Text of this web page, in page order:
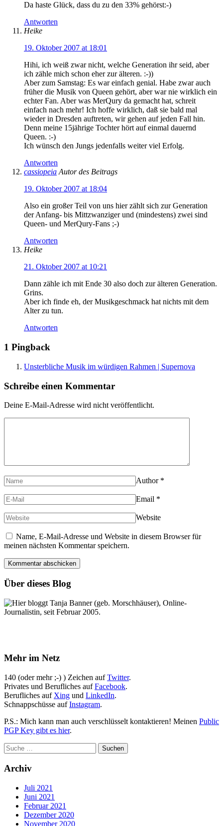
Da haste Glück, dass du zu den 33% gehörst:-)
Antworten
Heike
19. Oktober 2007 at 18:01
Hihi, ich weiß zwar nicht, welche Generation ihr seid, aber
ich zähle mich schon eher zur älteren. :-))
Aber zum Samstag: Es war einfach genial. Habe zwar auch
früher die Musik von Queen gehört, aber war nie wirklich ein
echter Fan. Aber was MerQury da gemacht hat, schreit
einfach nach mehr! Ich hoffe wirklich, daß sie bald mal
wieder in Dresden auftreten, wir gehen auf jeden Fall hin.
Denn meine 15jährige Tochter hört auf einmal dauernd
Queen. :-)
Ich wünsch den Jungs jedenfalls weiter viel Erfolg.
Antworten
cassiopeia Autor des Beitrags
19. Oktober 2007 at 18:04
Also ein großer Teil von uns hier zählt sich zur Generation
der Anfang- bis Mittzwanziger und (mindestens) zwei sind
Queen- und MerQury-Fans ;-)
Antworten
Heike
21. Oktober 2007 at 10:21
Dann zähle ich mit Ende 30 also doch zur älteren Generation.
Grins.
Aber ich finde eh, der Musikgeschmack hat nichts mit dem
Alter zu tun.
Antworten
1 Pingback
Unsterbliche Musik im würdigen Rahmen | Supernova
Schreibe einen Kommentar
Deine E-Mail-Adresse wird nicht veröffentlicht.
Author *
Email *
Website
Name, E-Mail-Adresse und Website in diesem Browser für
meinen nächsten Kommentar speichern.
Über dieses Blog
Hier bloggt Tanja Banner (geb. Morschhäuser), Online-
Journalistin, seit Februar 2005.
Mehr im Netz
140 (oder mehr ;-) ) Zeichen aufTwitter.
Privates und Berufliches aufFacebook.
Berufliches auf Xing und LinkedIn.
Schnappschüsse aufInstagram.
P.S.: Mich kann man auch verschlüsselt kontaktieren! Meinen Public
PGP Key gibt es hier.
Archiv
Juli 2021
Juni 2021
Februar 2021
Dezember 2020
November 2020